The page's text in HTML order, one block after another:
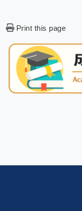
Print this page